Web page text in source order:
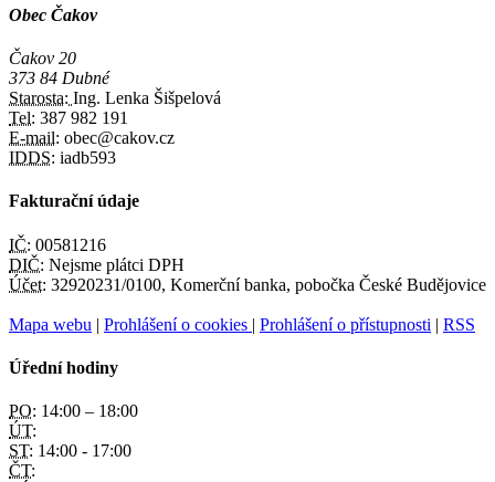
Obec Čakov
Čakov 20
373 84 Dubné
Starosta: Ing. Lenka Šišpelová
Tel: 387 982 191
E-mail: obec@cakov.cz
IDDS: iadb593
Fakturační údaje
IČ: 00581216
DIČ: Nejsme plátci DPH
Účet: 32920231/0100, Komerční banka, pobočka České Budějovice
Mapa webu | Prohlášení o cookies | Prohlášení o přístupnosti | RSS
Úřední hodiny
PO: 14:00 – 18:00
ÚT:
ST: 14:00 - 17:00
ČT: